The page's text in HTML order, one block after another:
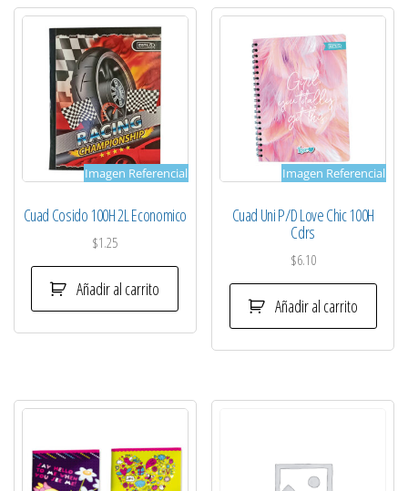
Imagen Referencial
Cuad Cosido 100H 2L Economico
$1.25
Añadir al carrito
Imagen Referencial
Cuad Uni P/D Love Chic 100H
Cdrs
$6.10
Añadir al carrito